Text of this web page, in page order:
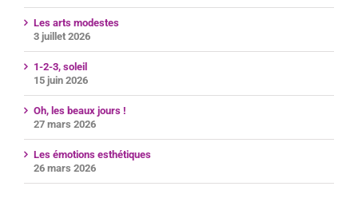
Les arts modestes
3 juillet 2026
1-2-3, soleil
15 juin 2026
Oh, les beaux jours !
27 mars 2026
Les émotions esthétiques
26 mars 2026